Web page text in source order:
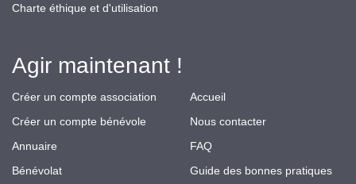
Charte éthique et d'utilisation
Agir maintenant !
Créer un compte association
Créer un compte bénévole
Annuaire
Bénévolat
Accueil
Nous contacter
FAQ
Guide des bonnes pratiques